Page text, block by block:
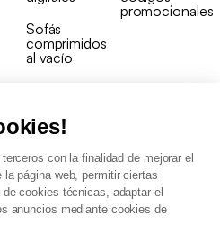
con la finalidad de mejorar el
página web, permitir ciertas
cookies técnicas, adaptar el
anuncios mediante cookies de
Sofás
comprimidos
al vacío
promocionales